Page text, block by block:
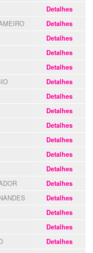
Detalhes
Detalhes
Detalhes
Detalhes
Detalhes
Detalhes
Detalhes
Detalhes
Detalhes
Detalhes
Detalhes
Detalhes
Detalhes
Detalhes
Detalhes
Detalhes
Detalhes